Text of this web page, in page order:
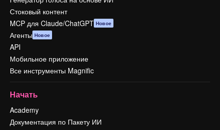
Стоковый контент
MCP для Claude/ChatGPT Новое
Агенты Новое
API
Мобильное приложение
Все инструменты Magnific
Начать
Academy
Документация по Пакету ИИ